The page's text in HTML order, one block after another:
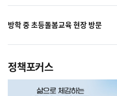
방학 중 초등돌봄교육 현장 방문
정책포커스